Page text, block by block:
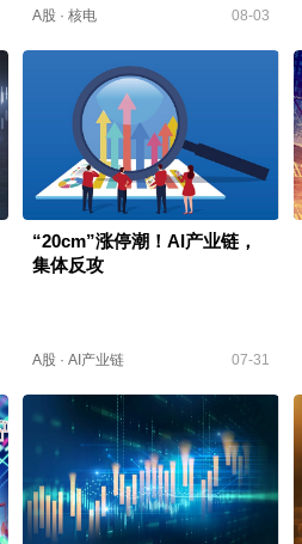
A股 · 核电 08-03
“20cm”涨停潮！AI产业链，
集体反攻
A股 · AI产业链 07-31